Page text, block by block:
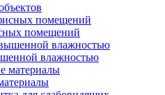
помещений
влажностью